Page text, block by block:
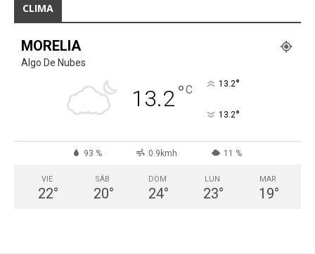
CLIMA
MORELIA
Algo De Nubes
13.2°C 13.2°
13.2°
93 % 0.9kmh 11 %
VIE
22°
SÁB
20°
DOM
24°
LUN
23°
MAR
19°